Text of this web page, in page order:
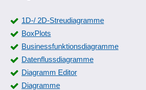
1D-/ 2D-Streudiagramme
BoxPlots
Businessfunktionsdiagramme
Datenflussdiagramme
Diagramm Editor
Diagramme